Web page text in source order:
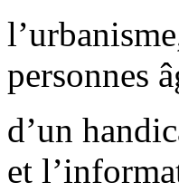
personnes
d’un
et